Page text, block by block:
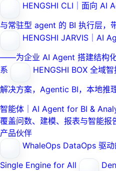
HENGSHI CLI｜面向 AI
与常驻型 agent 的 BI 执行层，
HENGSHI JARVIS｜AI
——为企业 AI Agent 搭建结构
系
HENGSHI BOX 全域智
解决方案，Agentic BI，本地推
智能体｜AI Agent for BI &
覆盖问数、建模、报表与智能报
产品伙伴
WhaleOps DataOps 驱
Single Engine for All